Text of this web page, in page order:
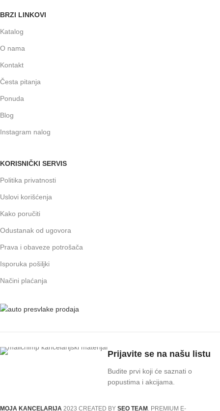
BRZI LINKOVI
Katalog
O nama
Kontakt
Česta pitanja
Ponuda
Blog
Instagram nalog
KORISNIČKI SERVIS
Politika privatnosti
Uslovi korišćenja
Kako poručiti
Odustanak od ugovora
Prava i obaveze potrošača
Isporuka pošiljki
Načini plaćanja
Prijavite se na našu listu
Budite prvi koji će saznati o
popustima i akcijama.
MOJA KANCELARIJA 2023 CREATED BY SEO TEAM . PREMIUM E-